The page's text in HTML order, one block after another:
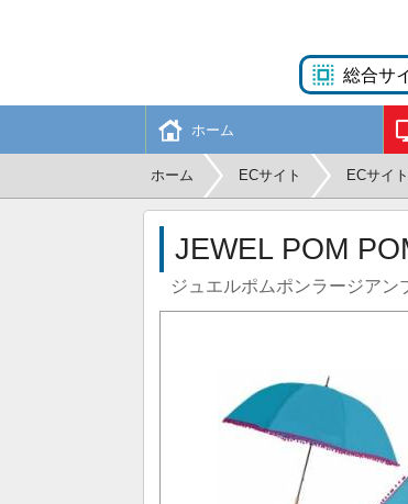
ホーム
ホーム ECサイト ECサイ
JEWEL POM
ジュエルポムポンラージアン